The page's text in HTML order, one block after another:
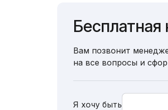
Бесплатная
Вам позвонит
на все вопросы и
Я хочу быть